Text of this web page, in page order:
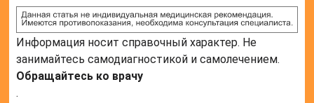
Информация носит справочный характер. Не
занимайтесь самодиагностикой и самолечением.
Обращайтесь ко врачу
.